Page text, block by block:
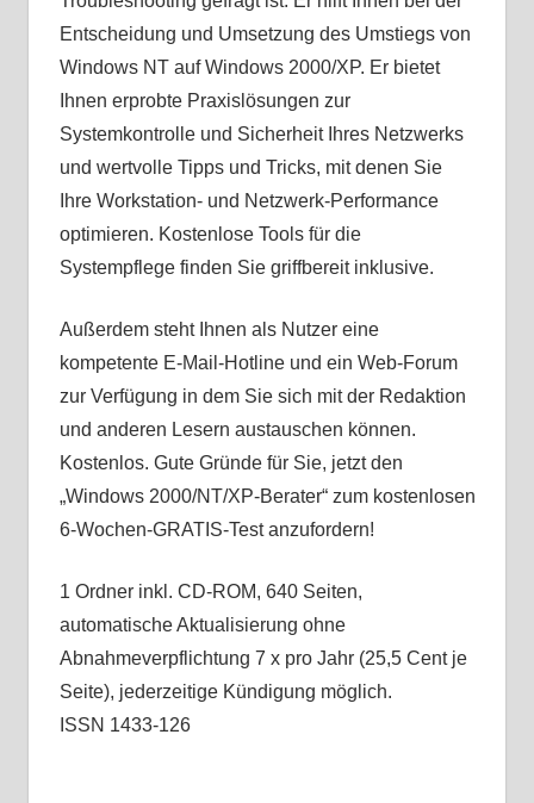
Entscheidung und Umsetzung des Umstiegs von
Windows NT auf Windows 2000/XP. Er bietet
Ihnen erprobte Praxislösungen zur
Systemkontrolle und Sicherheit Ihres Netzwerks
und wertvolle Tipps und Tricks, mit denen Sie
Ihre Workstation- und Netzwerk-Performance
optimieren. Kostenlose Tools für die
Systempflege finden Sie griffbereit inklusive.
Außerdem steht Ihnen als Nutzer eine
kompetente E-Mail-Hotline und ein Web-Forum
zur Verfügung in dem Sie sich mit der Redaktion
und anderen Lesern austauschen können.
Kostenlos. Gute Gründe für Sie, jetzt den
„Windows 2000/NT/XP-Berater“ zum kostenlosen
6-Wochen-GRATIS-Test anzufordern!
1 Ordner inkl. CD-ROM, 640 Seiten,
automatische Aktualisierung ohne
Abnahmeverpflichtung 7 x pro Jahr (25,5 Cent je
Seite), jederzeitige Kündigung möglich.
ISSN 1433-126